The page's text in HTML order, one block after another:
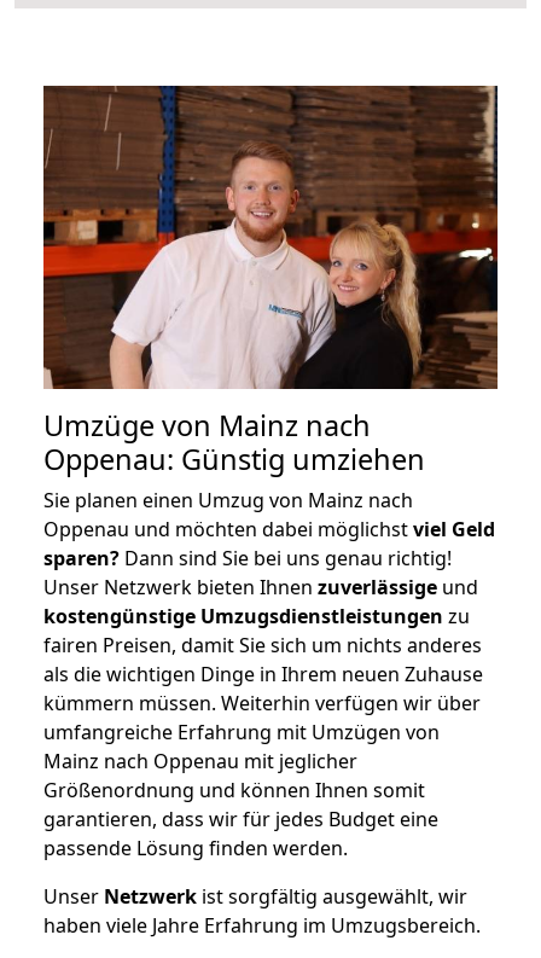
Umzüge von Mainz nach
Oppenau: Günstig umziehen
Sie planen einen Umzug von Mainz nach
Oppenau und möchten dabei möglichstviel Geld
sparen? Dann sind Sie bei uns genau richtig!
Unser Netzwerk bieten Ihnen zuverlässige und
kostengünstige Umzugsdienstleistungen zu
fairen Preisen, damit Sie sich um nichts anderes
als die wichtigen Dinge in Ihrem neuen Zuhause
kümmern müssen. Weiterhin verfügen wir über
umfangreiche Erfahrung mit Umzügen von
Mainz nach Oppenau mit jeglicher
Größenordnung und können Ihnen somit
garantieren, dass wir für jedes Budget eine
passende Lösung finden werden.
Unser Netzwerk ist sorgfältig ausgewählt, wir
haben viele Jahre Erfahrung im Umzugsbereich.